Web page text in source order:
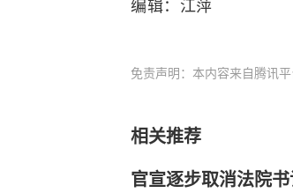
编辑：江萍
免责声明：本内容来自腾讯
相关推荐
官宣逐步取消法院